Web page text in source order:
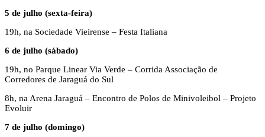
5 de julho (sexta-feira)
19h, na Sociedade Vieirense – Festa Italiana
6 de julho (sábado)
19h, no Parque Linear Via Verde – Corrida Associação de
Corredores de Jaraguá do Sul
8h, na Arena Jaraguá – Encontro de Polos de Minivoleibol – Projeto
Evoluir
7 de julho (domingo)